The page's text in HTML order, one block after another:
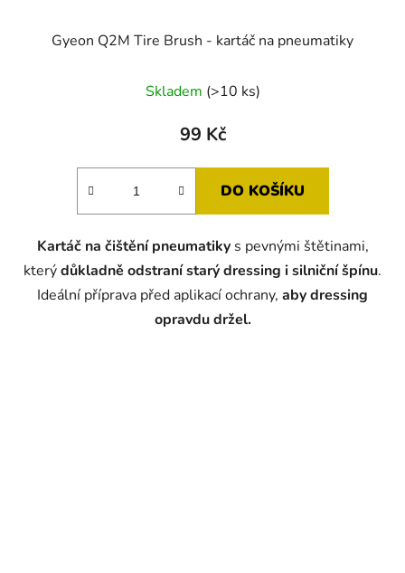
Gyeon Q2M Tire Brush - kartáč na pneumatiky
hodnocení
produktu
5,0
hvězdiček.
Skladem (>10 ks)
99 Kč
DO KOŠÍKU
Kartáč na čištění pneumatikys pevnými štětinami,
kterýdůkladně odstraní starý dressing i silniční špínu.
Ideální příprava před aplikací ochrany, aby dressing
opravdu držel.